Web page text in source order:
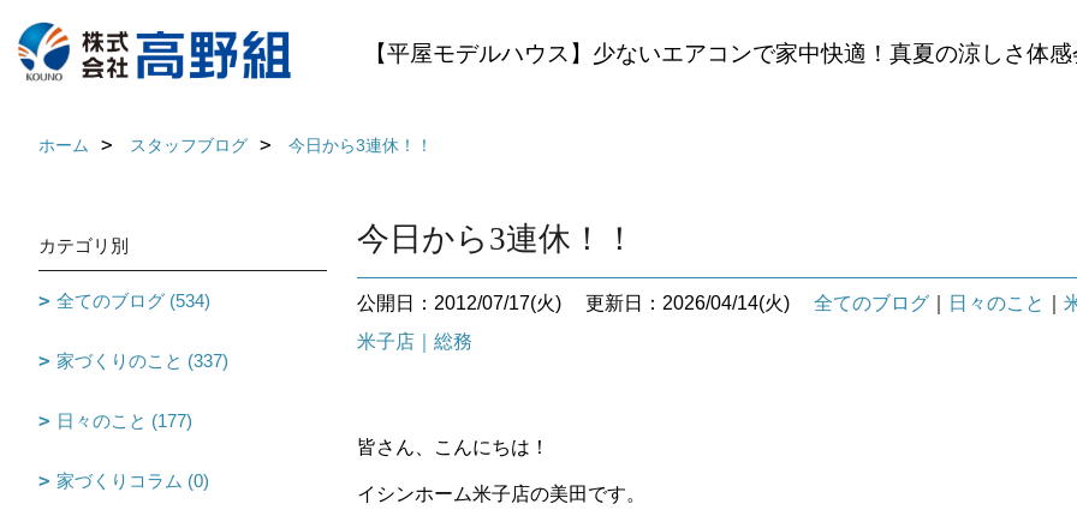
【平屋モデルハウス】少ないエアコンで家中快適！真夏の涼しさ体感
ホーム スタッフブログ 今日から3連休！！
今日から3連休！！
公開日：2012/07/17(火) 更新日：2026/04/14(火) 全てのブログ 日々のこと
米子店｜総務
皆さん、こんにちは！
イシンホーム米子店の美田です。
カテゴリ別
全てのブログ (534)
家づくりのこと (337)
日々のこと (177)
家づくりコラム (0)